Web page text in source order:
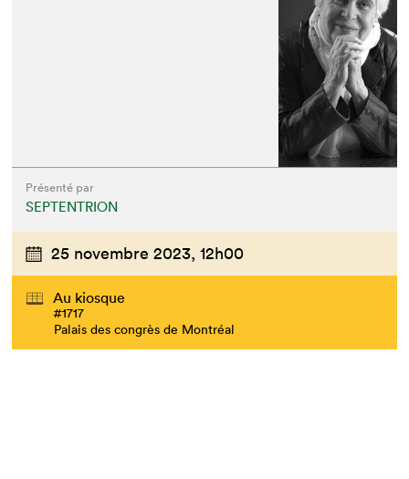
Présenté par
SEPTENTRION
25 novembre 2023, 12h00
Au kiosque
#1717
Palais des congrès de Montréal